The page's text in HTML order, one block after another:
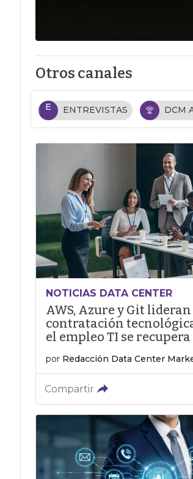
Otros canales
E ENTREVISTAS DCM
NOTICIAS DATA CENTER
AWS, Azure y Git
contratación
el empleo TI se recupera
por Redacción Data Center
Compartir